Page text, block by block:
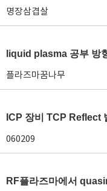
명장삼겹살
liquid plasma 공부 방
플라즈마꿈나무
ICP 장비 TCP Reflect
060209